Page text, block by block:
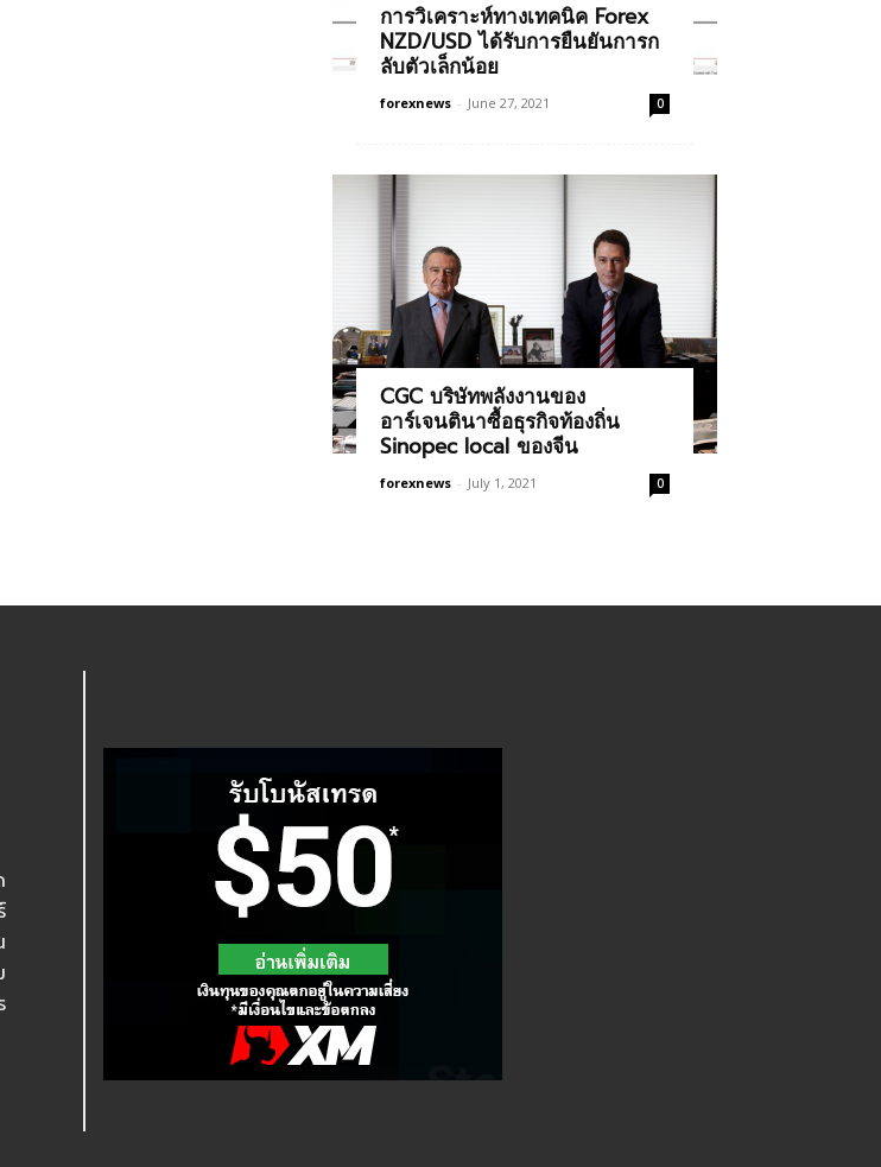
การวิเคราะห์ทางเทคนิค Forex
NZD/USD ได้รับการยืนยันการก
ลับตัวเล็กน้อย
forexnews - June 27, 2021 0
CGC บริษัทพลังงานของ
อาร์เจนตินาซื้อธุรกิจท้องถิ่น
Sinopec local ของจีน
forexnews - July 1, 2021 0